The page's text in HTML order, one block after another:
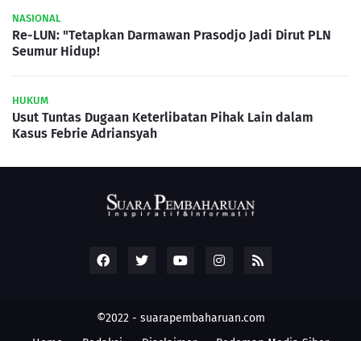
NASIONAL
Re-LUN: "Tetapkan Darmawan Prasodjo Jadi Dirut PLN
Seumur Hidup!
HUKUM
Usut Tuntas Dugaan Keterlibatan Pihak Lain dalam
Kasus Febrie Adriansyah
©2022 - suarapembaharuan.com